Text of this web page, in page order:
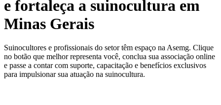
e fortaleça a suinocultura em
Minas Gerais
Suinocultores e profissionais do setor têm espaço na Asemg. Clique
no botão que melhor representa você, conclua sua associação online
e passe a contar com suporte, capacitação e benefícios exclusivos
para impulsionar sua atuação na suinocultura.